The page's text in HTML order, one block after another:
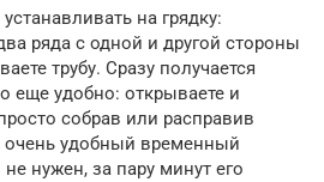
на грядку:
ряда с одной и другой стороны
трубу. Сразу получается
еще удобно: открываете и
собрав или расправив
очень удобный временный
нужен, за пару минут его